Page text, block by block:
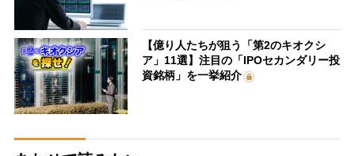
【億り人たちが狙う「第2のキオクシ
ア」11選】注目の「IPOセカンダリー投
資銘柄」を一挙紹介